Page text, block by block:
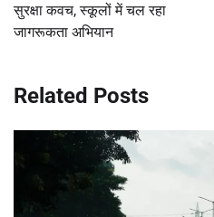
सुरक्षा कवच, स्कूलों में चल रहा
जागरूकता अभियान
Related Posts